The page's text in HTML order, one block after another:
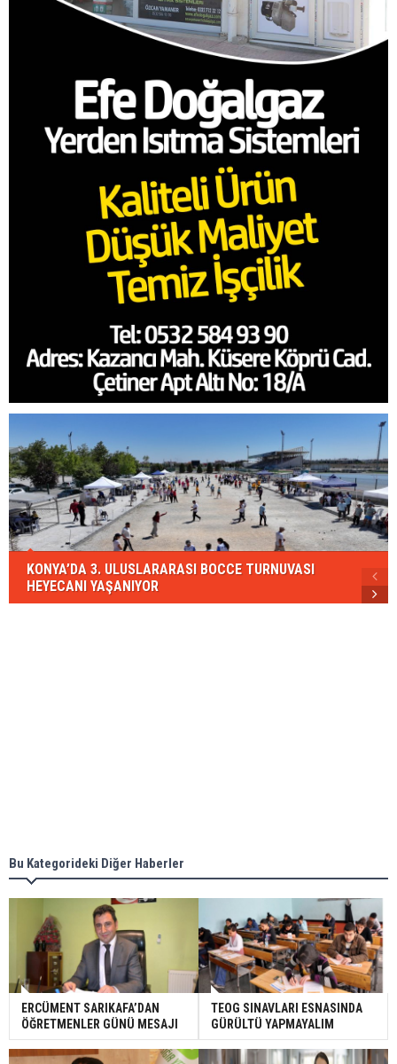
KONYA’DA 3. ULUSLARARASI BOCCE TURNUVASI
HEYECANI YAŞANIYOR
Bu Kategorideki Diğer Haberler
ERCÜMENT SARIKAFA’DAN
ÖĞRETMENLER GÜNÜ MESAJI
TEOG SINAVLARI ESNASINDA
GÜRÜLTÜ YAPMAYALIM